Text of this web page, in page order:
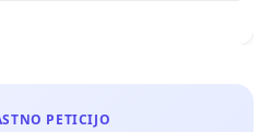
PETICIJO